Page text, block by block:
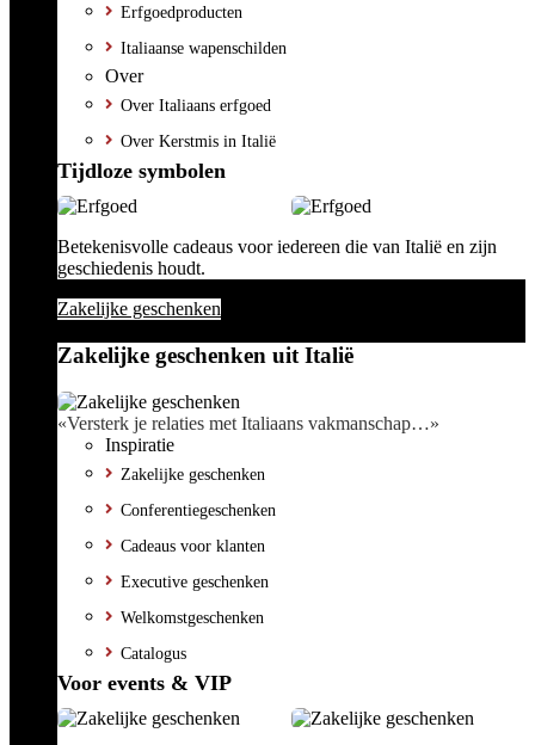
Erfgoedproducten
Italiaanse wapenschilden
Over
Over Italiaans erfgoed
Over Kerstmis in Italië
Tijdloze symbolen
Betekenisvolle cadeaus voor iedereen die van Italië en zijn
geschiedenis houdt.
Zakelijke geschenken
Zakelijke geschenken uit Italië
«Versterk je relaties met Italiaans vakmanschap…»
Inspiratie
Zakelijke geschenken
Conferentiegeschenken
Cadeaus voor klanten
Executive geschenken
Welkomstgeschenken
Catalogus
Voor events & VIP